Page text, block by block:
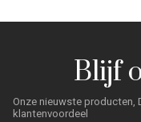
Blijf
Onze nieuwste producten,
klantenvoordeel